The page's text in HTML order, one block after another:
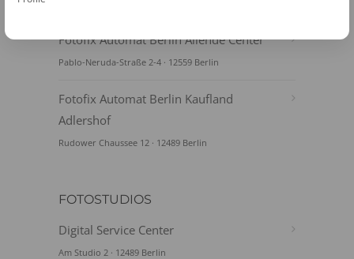
Fotofix Automat Berlin Allende Center
Pablo-Neruda-Straße 2-4 · 12559 Berlin
Fotofix Automat Berlin Kaufland
Adlershof
Rudower Chaussee 12 · 12489 Berlin
FOTOSTUDIOS
Digital Service Center
Am Studio 2 · 12489 Berlin